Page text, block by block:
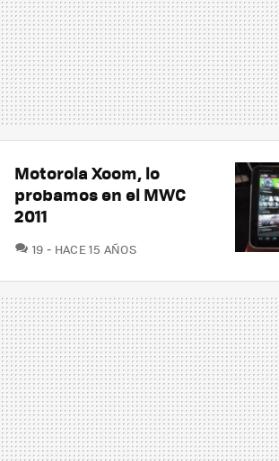
Motorola Xoom, lo
probamos en el MWC
2011
19 COMENTARIOS
HACE 15 AÑOS